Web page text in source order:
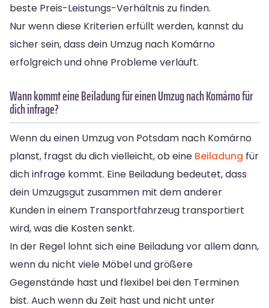
beste Preis-Leistungs-Verhältnis zu finden.
Nur wenn diese Kriterien erfüllt werden, kannst du
sicher sein, dass dein Umzug nach Komárno
erfolgreich und ohne Probleme verläuft.
Wann kommt eine Beiladung für einen Umzug nach Komárno für
dich infrage?
Wenn du einen Umzug von Potsdam nach Komárno
planst, fragst du dich vielleicht, ob eine Beiladung für
dich infrage kommt. Eine Beiladung bedeutet, dass
dein Umzugsgut zusammen mit dem anderer
Kunden in einem Transportfahrzeug transportiert
wird, was die Kosten senkt.
In der Regel lohnt sich eine Beiladung vor allem dann,
wenn du nicht viele Möbel und größere
Gegenstände hast und flexibel bei den Terminen
bist. Auch wenn du Zeit hast und nicht unter